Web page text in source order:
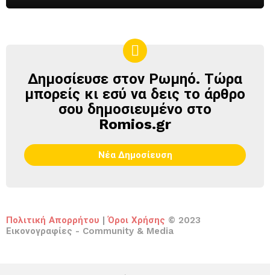
ΔΗΜΟΣΊΕΥΣΕ
ΣΤΟΝ
ΡΩΜΗΌ
Δημοσίευσε στον Ρωμηό. Τώρα
μπορείς κι εσύ να δεις το άρθρο
σου δημοσιευμένο στο
Romios.gr
Νέα Δημοσίευση
Πολιτική Απορρήτου | Όροι Χρήσης © 2023
Εικονογραφίες - Community & Media